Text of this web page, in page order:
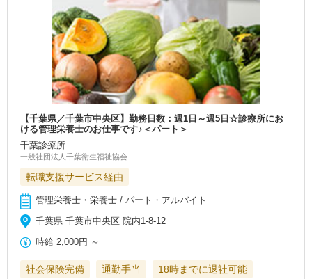
【千葉県／千葉市中央区】勤務日数：週1日～週5日☆診療所にお
ける管理栄養士のお仕事です♪＜パート＞
千葉診療所
一般社団法人千葉衛生福祉協会
転職支援サービス経由
管理栄養士・栄養士 / パート・アルバイト
千葉県 千葉市中央区 院内1-8-12
時給 2,000円 ～
社会保険完備 通勤手当 18時までに退社可能